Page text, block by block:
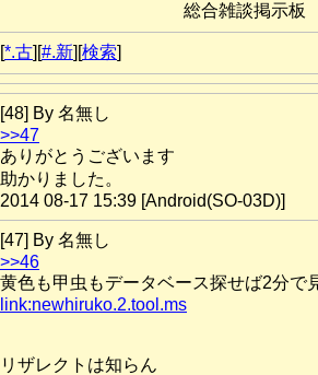
総合雑談掲示板
[*.古][#.新][検索]
[48] By 名無し
>>47
ありがとうございます
助かりました。
2014 08-17 15:39 [Android(SO-03D)]
[47] By 名無し
>>46
黄色も甲虫もデータベース探せば2分で
link:newhiruko.2.tool.ms
リザレクトは知らん